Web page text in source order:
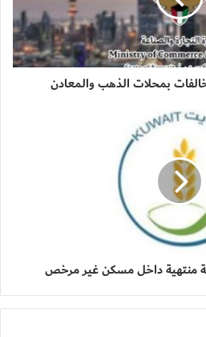
بمحلات الذهب والمعادن
منتهية داخل مسكن غير مرخص